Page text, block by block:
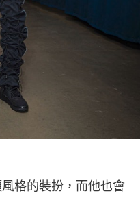
格的裝扮，而他也會